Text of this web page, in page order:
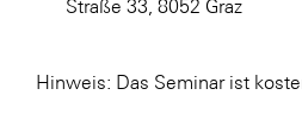
Straße 33, 8052 Graz
Hinweis: Das Seminar ist